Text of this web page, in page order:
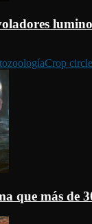
Crop
que más de